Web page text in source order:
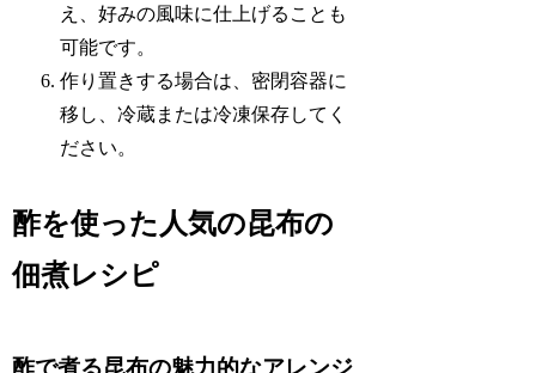
え、好みの風味に仕上げることも
可能です。
作り置きする場合は、密閉容器に
移し、冷蔵または冷凍保存してく
ださい。
酢を使った人気の昆布の
佃煮レシピ
酢で煮る昆布の魅力的なアレンジ